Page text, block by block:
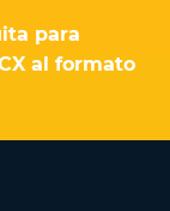
para
al formato